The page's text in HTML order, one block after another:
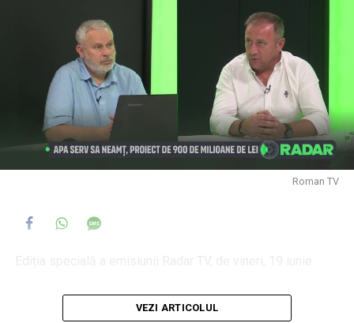
Roman TV
invitat: Vlad Angheluță, director Apa Serv Neamț
moderator: Daniel MuraruVEZI ARTICOLUL